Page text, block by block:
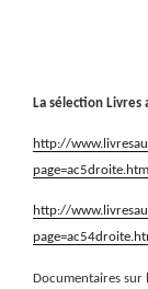
La sélection Livres
http://
page=ac5droite.html
http://
Documentaires sur